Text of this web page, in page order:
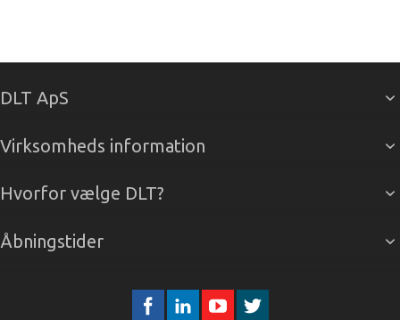
DLT ApS
Virksomheds information
Hvorfor vælge DLT?
Åbningstider